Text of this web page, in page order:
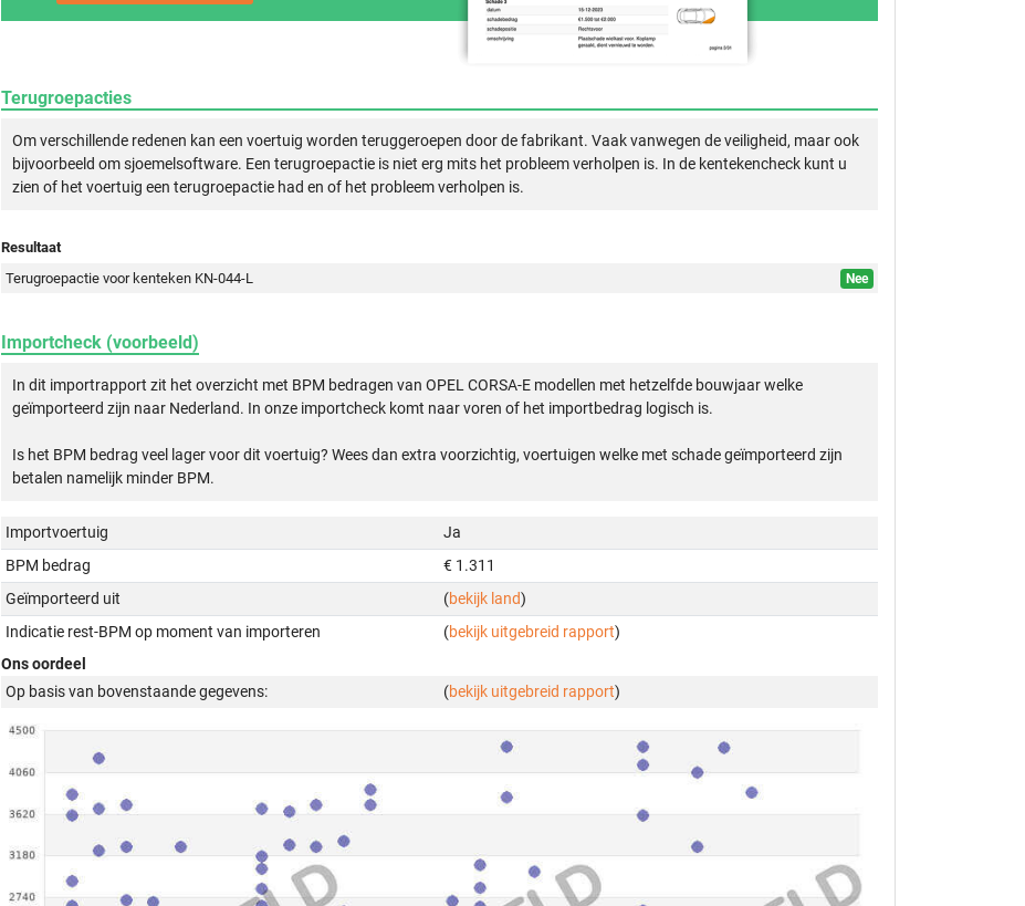
Terugroepacties
Om verschillende redenen kan een voertuig worden teruggeroepen door de fabrikant. Vaak vanwegen de veiligheid, maar ook
bijvoorbeeld om sjoemelsoftware. Een terugroepactie is niet erg mits het probleem verholpen is. In de kentekencheck kunt u
zien of het voertuig een terugroepactie had en of het probleem verholpen is.
Resultaat
Terugroepactie voor kenteken KN-044-L
Nee
Importcheck (voorbeeld)
In dit importrapport zit het overzicht met BPM bedragen van OPEL CORSA-E modellen met hetzelfde bouwjaar welke
geïmporteerd zijn naar Nederland. In onze importcheck komt naar voren of het importbedrag logisch is.
Is het BPM bedrag veel lager voor dit voertuig? Wees dan extra voorzichtig, voertuigen welke met schade geïmporteerd zijn
betalen namelijk minder BPM.
Importvoertuig
Ja
BPM bedrag
€ 1.311
Geïmporteerd uit
(bekijk land)
Indicatie rest-BPM op moment van importeren
(bekijk uitgebreid rapport)
Ons oordeel
Op basis van bovenstaande gegevens:
(bekijk uitgebreid rapport)